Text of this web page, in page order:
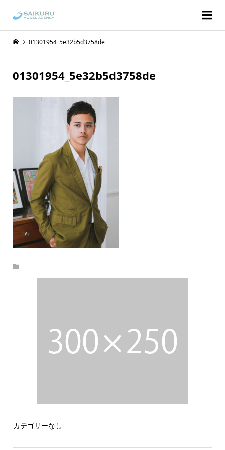
01301954_5e32b5d3758de
01301954_5e32b5d3758de
カテゴリーなし